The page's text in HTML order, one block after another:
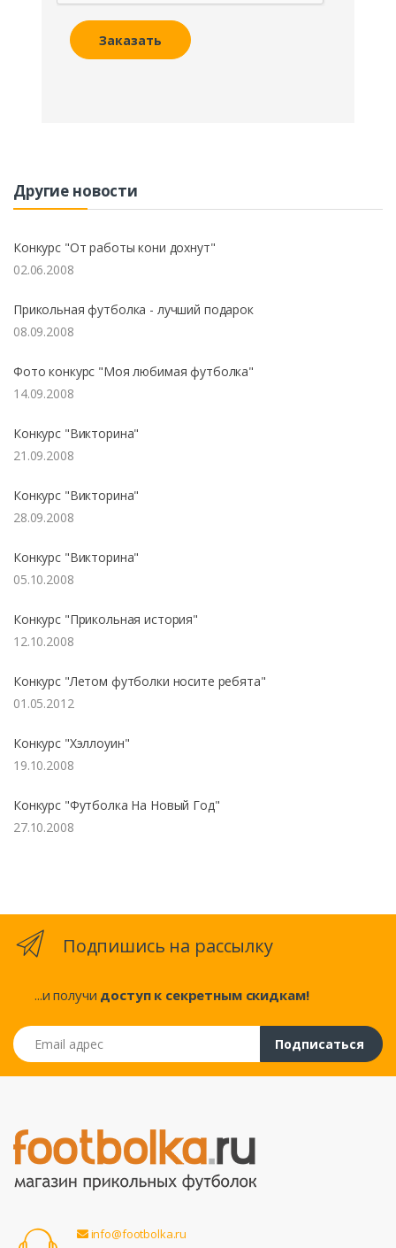
Заказать
Другие новости
Конкурс "От работы кони дохнут"
02.06.2008
Прикольная футболка - лучший подарок
08.09.2008
Фото конкурс "Моя любимая футболка"
14.09.2008
Конкурс "Викторина"
21.09.2008
Конкурс "Викторина"
28.09.2008
Конкурс "Викторина"
05.10.2008
Конкурс "Прикольная история"
12.10.2008
Конкурс "Летом футболки носите ребята"
01.05.2012
Конкурс "Хэллоуин"
19.10.2008
Конкурс "Футболка На Новый Год"
27.10.2008
Подпишись на рассылку
...и получи доступ к секретным скидкам!
Email адрес
Подписаться
info@footbolka.ru